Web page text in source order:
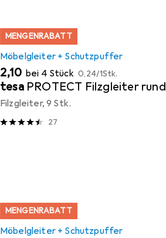
MENGENRABATT
Möbelgleiter + Schutzpuffer
EUR
2,10 bei 4 Stück EUR
0,24/1Stk.
tesa PROTECT Filzgleiter rund
Filzgleiter, 9 Stk.
27
MENGENRABATT
Möbelgleiter + Schutzpuffer